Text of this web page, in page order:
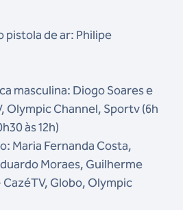
pistola de ar: Philipe
masculina: Diogo Soares e
Olympic Channel, Sportv (6h
às 12h)
Maria Fernanda Costa,
Moraes, Guilherme
Globo, Olympic